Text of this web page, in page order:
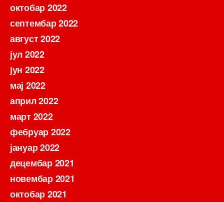
октобар 2022
септембар 2022
август 2022
јул 2022
јун 2022
мај 2022
април 2022
март 2022
фебруар 2022
јануар 2022
децембар 2021
новембар 2021
октобар 2021